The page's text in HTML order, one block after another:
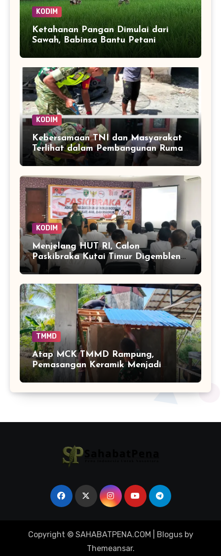
KODIM
Ketahanan Pangan Dimulai dari
Sawah, Babinsa Bantu Petani
Kendalikan Hama Tanaman
KODIM
Kebersamaan TNI dan Masyarakat
Terlihat dalam Pembangunan Rumah
di Desa Tanoh Merah
KODIM
Menjelang HUT RI, Calon
Paskibraka Kutai Timur Digembleng
Wawasan Kebangsaan oleh TNI
TMMD
Atap MCK TMMD Rampung,
Pemasangan Keramik Menjadi
Sentuhan Akhir Fasilitas Sanitasi di
Copyright © SAHABATPENA.COM Blogusby
Themeansar.